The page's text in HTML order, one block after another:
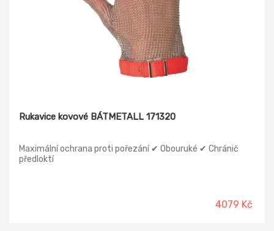
Rukavice kovové BÁTMETALL 171320
Maximální ochrana proti pořezání ✔ Obouruké ✔ Chránič
předloktí
4079 Kč